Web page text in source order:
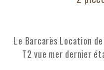
Le Barcarès Location
T2 vue mer dernier